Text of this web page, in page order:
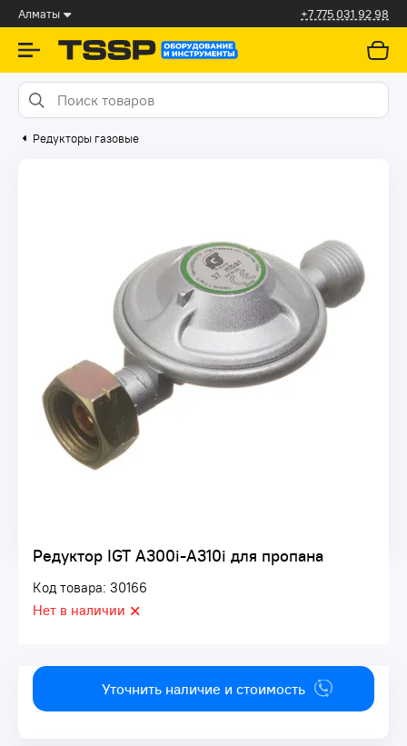
Алматы +7 775 031 92 98
Редукторы газовые
Редуктор IGT A300i-A310i для пропана
Код товара: 30166
Нет в наличии
Уточнить наличие и стоимость